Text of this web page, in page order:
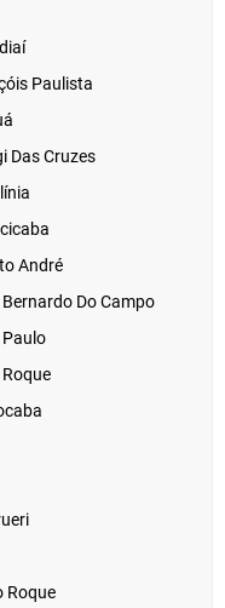
Paulista
Das Cruzes
André
Do Campo
Roque